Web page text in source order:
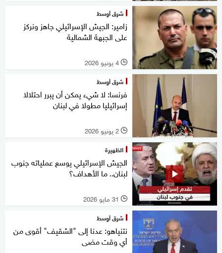
شرق أوسط
زامير: الجيش الإسرائيلي جاهز ونركز
على الجبهة الشمالية
l 4 يونيو 2026
شرق أوسط
فرنسا: لا شيء يمكن أن يبرر احتلالا
إسرائيليا مطولا في لبنان
l 2 يونيو 2026
الظهيرة
الجيش الإسرائيلي يوسع عملياته جنوب
لبنان.. ما الأهداف؟
l 31 مايو 2026
شرق أوسط
نتنياهو: عدنا إلى "الشقيف" أقوى من
أي وقت مضى